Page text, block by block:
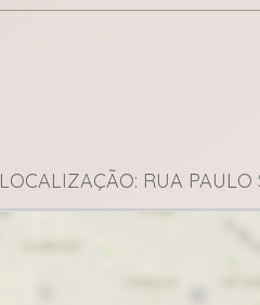
LOCALIZAÇÃO: RUA